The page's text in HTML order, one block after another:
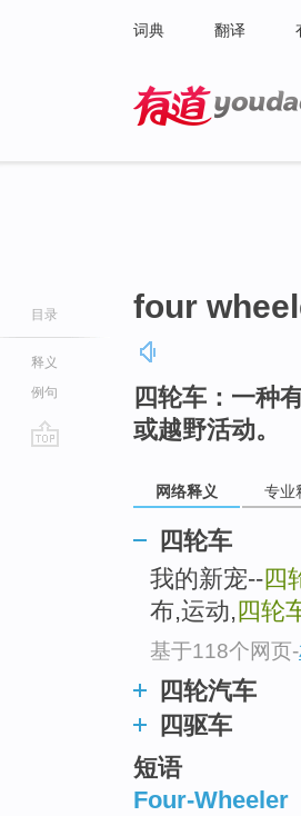
词典 翻译
目录
释义
例句
four
四轮车：一种
或越野活动。
网络释义 专业
四轮车
我的新宠--四
布,运动, 四轮
基于118个网页-
四轮汽车
四驱车
短语
Four-Wheeler